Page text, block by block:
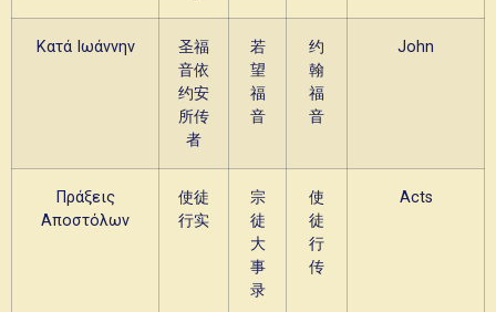
Κατά Ιωάννην
圣福
音依
约安
所传
者
若
望
福
音
约
翰
福
音
John
Πράξεις
Αποστόλων
使徒
行实
宗
徒
大
事
录
使
徒
行
传
Acts